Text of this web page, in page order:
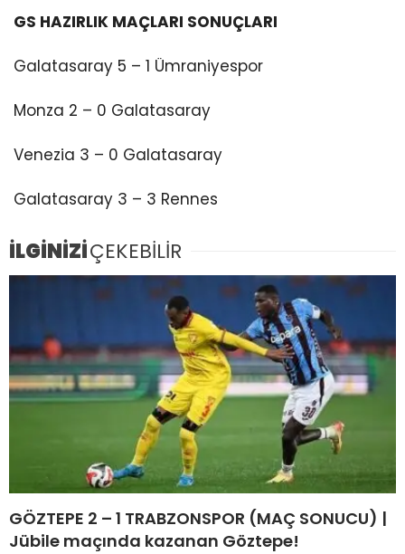
GS HAZIRLIK MAÇLARI SONUÇLARI
Galatasaray 5 – 1 Ümraniyespor
Monza 2 – 0 Galatasaray
Venezia 3 – 0 Galatasaray
Galatasaray 3 – 3 Rennes
İLGİNİZİÇEKEBİLİR
GÖZTEPE 2 – 1 TRABZONSPOR (MAÇ SONUCU) |
Jübile maçında kazanan Göztepe!